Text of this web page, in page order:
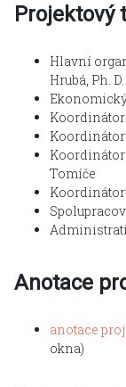
Projektový
Hlavní
Hrubá, Ph. D.
Koordinátor
Koordinátor
Koordinátor
Tomíče
Koordinátor
Anotace
anotace
okna)